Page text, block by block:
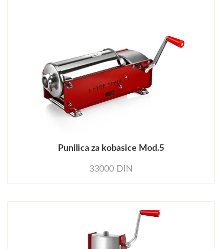
Punilica za kobasice Mod.5
33000 DIN